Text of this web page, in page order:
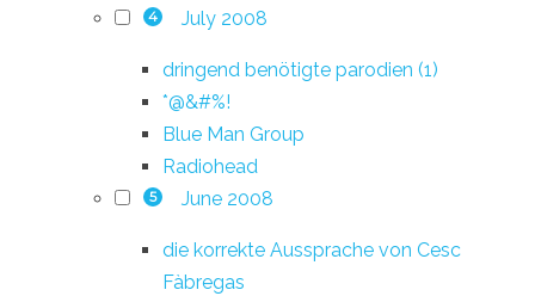
4 July 2008
dringend benötigte parodien (1)
*@&#%!
Blue Man Group
Radiohead
5 June 2008
die korrekte Aussprache von Cesc
Fàbregas